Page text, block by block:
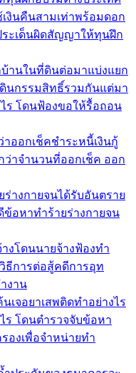
เงินคืนสามเท่าพร้อมดอก
ระเด็นผิดสัญญาให้ทุนฝึก
บ้านในที่ดินต่อมาแบ่งแยก
ดินกรรมสิทธิ์รวมกันแต่มา
ร โดนฟ้องขอให้รื้อถอน
ออกเช็คชำระหนี้เงินกู้
ว่าจำนวนที่ออกเช็ค ออก
างกายจนได้รับอันตราย
อหาทำร้ายร่างกายจน
งโดนนายจ้างฟ้องทำ
ธีการต่อสู้คดีการอุท
งาน
เจอยาเสพติดทำอย่างไร
ร โดนตำรวจจับข้อหา
องเพื่อจำหน่ายทำ